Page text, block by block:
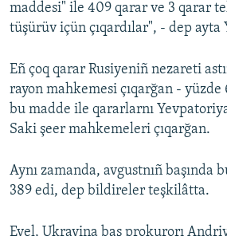
maddesi" ile 409 qarar ve 3 qarar
tüşürüv içün çıqardılar", - dep ayta
Eñ çoq qarar Rusiyeniñ nezareti
rayon mahkemesi çıqarğan - yüzde
bu madde ile qararlarnı
Saki şeer mahkemeleri çıqarğan.
Aynı zamanda, avgustnıñ başında
389 edi, dep bildireler teşkilâtta.
Evel, Ukrayina baş prokurorı